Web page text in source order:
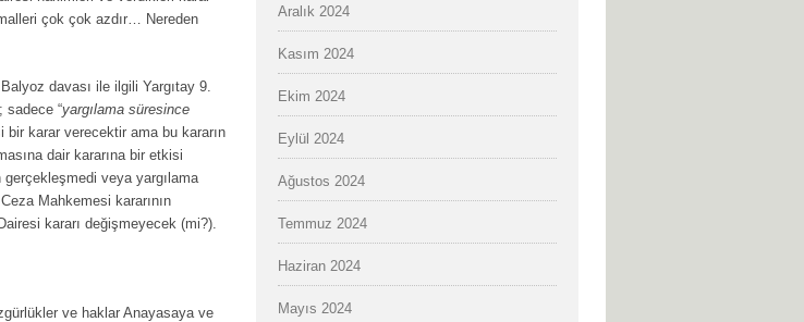
çok çok azdır… Nereden
davası ile ilgili Yargıtay 9.
sadece “yargılama süresince
bir karar verecektir ama bu kararın
dair kararına bir etkisi
gerçekleşmedi veya yargılama
Mahkemesi kararının
kararı değişmeyecek (mi?).
ve haklar Anayasaya ve
Aralık 2024
Kasım 2024
Ekim 2024
Eylül 2024
Ağustos 2024
Temmuz 2024
Haziran 2024
Mayıs 2024